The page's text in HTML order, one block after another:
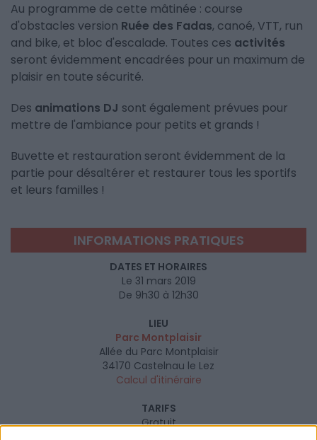
Au programme de cette mâtinée : course
d'obstacles version Ruée des Fadas, canoé, VTT, run
and bike, et bloc d'escalade. Toutes ces activités
seront évidemment encadrées pour un maximum de
plaisir en toute sécurité.
Des animations DJ sont également prévues pour
mettre de l'ambiance pour petits et grands !
Buvette et restauration seront évidemment de la
partie pour désaltérer et restaurer tous les sportifs
et leurs familles !
INFORMATIONS PRATIQUES
DATES ET HORAIRES
Le 31 mars 2019
De 9h30 à 12h30
LIEU
Parc Montplaisir
Allée du Parc Montplaisir
34170 Castelnau le Lez
Calcul d'itinéraire
TARIFS
Gratuit